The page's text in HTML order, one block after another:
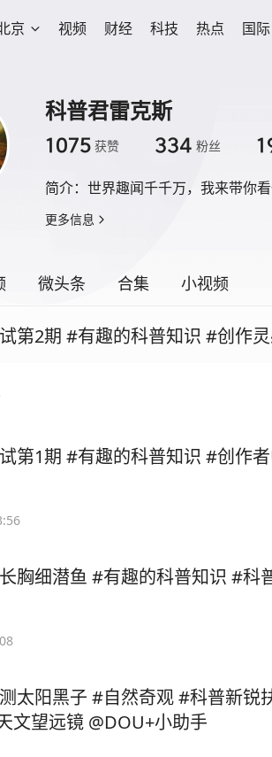
京 视频 财经 科技 热点 国际
科普君雷克斯
1075 获赞 334 粉丝
简介： 世界趣闻千千万，我来带你看
更多信息
微头条 合集 小视频
第2期 #有趣的科普知识 #创作
第1期 #有趣的科普知识 #创作
胸细潜鱼 #有趣的科普知识 #科
太阳黑子 #自然奇观 #科普新锐
文望远镜 @DOU+小助手